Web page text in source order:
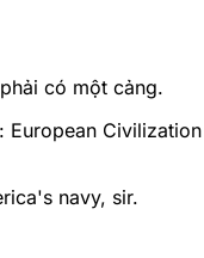
có một cảng.
European Civilization
navy, sir.